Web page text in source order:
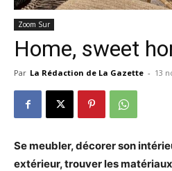
Zoom Sur
Home, sweet
Par La Rédaction de La Gazette - 13
Se meubler, décorer son
extérieur, trouver les